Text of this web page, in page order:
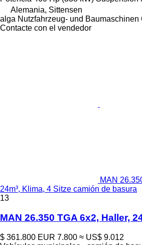
Alemania, Sittensen
alga Nutzfahrzeug- und Baumaschinen
Contacte con el vendedor
MAN
24m³, Klima, 4 Sitze camión de basura
13
MAN 26.350 TGA 6x2, Haller,
$ 361.800 EUR 7.800 ≈ US$ 9.012